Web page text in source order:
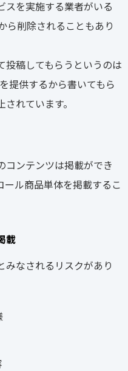
スを実施する業者がいる
ら削除されることもあり
投稿してもらうというのは
提供するから書いてもら
れています。
コンテンツは掲載ができ
ール商品単体を掲載するこ
載
みなされるリスクがあり